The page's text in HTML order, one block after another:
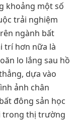
khoảng một số
trải nghiệm
ngành bất
trí hơn nữa là
lo lắng sau hồ
dựa vào
ảnh chân
đông sản học
trong thị trường